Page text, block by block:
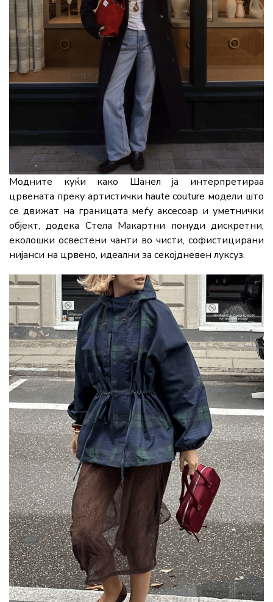
Модните куќи како Шанел ја интерпретираа
црвената преку артистички haute couture модели што
се движат на границата меѓу аксесоар и уметнички
објект, додека Стела Макартни понуди дискретни,
еколошки освестени чанти во чисти, софистицирани
нијанси на црвено, идеални за секојдневен луксуз.